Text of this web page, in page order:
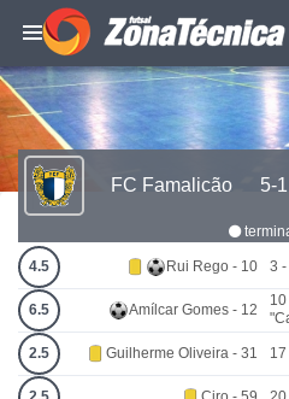
FC Famalicão 5-1
4.5 Rui Rego - 10
6.5 Amílcar Gomes - 12
2.5 Guilherme Oliveira - 31
3